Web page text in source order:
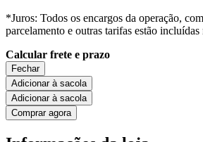
*Juros: Todos os encargos da operação,
parcelamento e outras tarifas estão incluídas
Calcular frete e prazo
Fechar
Adicionar à sacola
Adicionar à sacola
Comprar agora